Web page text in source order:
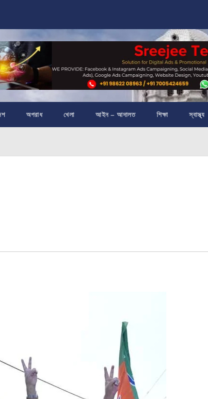
অপরাধ খেলা আইন – আদালত শিক্ষা স্বাস্থ্য